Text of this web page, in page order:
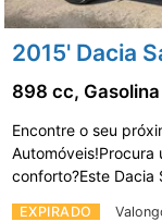
2015' Dacia
EXPIRADO
898 cc, Gasolina
Encontre o seu
Automóveis!Procura
conforto?Este